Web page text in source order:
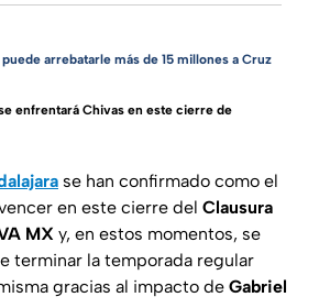
arrebatarle más de 15 millones a Cruz
enfrentará Chivas en este cierre de
se han confirmado como el
en este cierre del Clausura
MX y, en estos momentos, se
terminar la temporada regular
gracias al impacto de Gabriel